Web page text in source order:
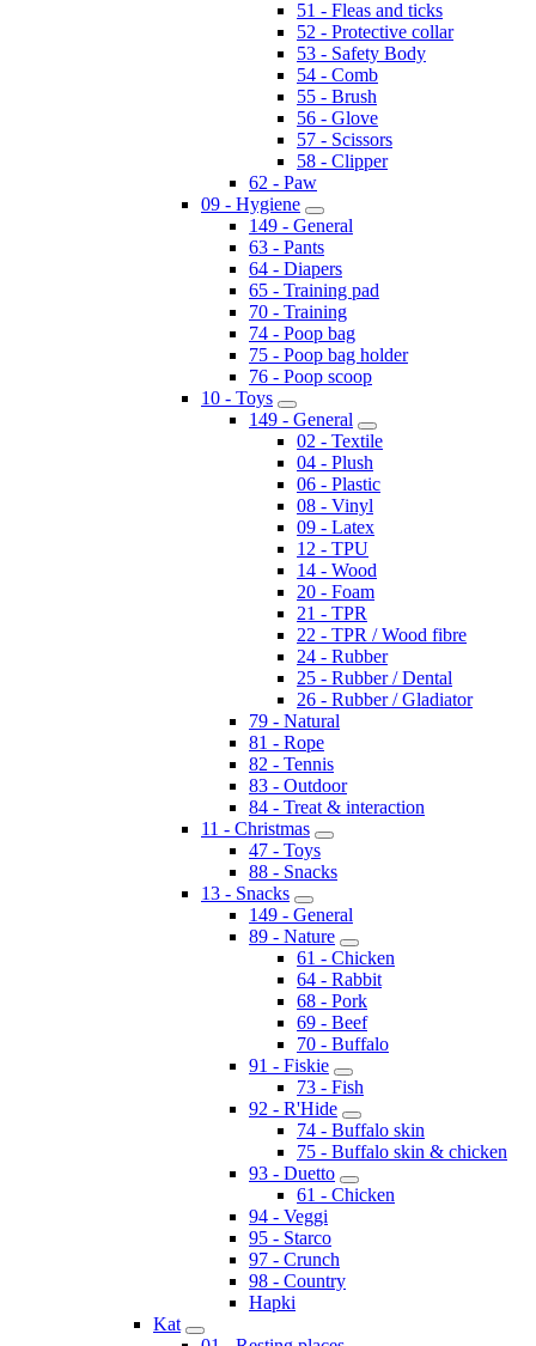
51 - Fleas and ticks
52 - Protective collar
53 - Safety Body
54 - Comb
55 - Brush
56 - Glove
57 - Scissors
58 - Clipper
62 - Paw
09 - Hygiene
149 - General
63 - Pants
64 - Diapers
65 - Training pad
70 - Training
74 - Poop bag
75 - Poop bag holder
76 - Poop scoop
10 - Toys
149 - General
02 - Textile
04 - Plush
06 - Plastic
08 - Vinyl
09 - Latex
12 - TPU
14 - Wood
20 - Foam
21 - TPR
22 - TPR / Wood fibre
24 - Rubber
25 - Rubber / Dental
26 - Rubber / Gladiator
79 - Natural
81 - Rope
82 - Tennis
83 - Outdoor
84 - Treat & interaction
11 - Christmas
47 - Toys
88 - Snacks
13 - Snacks
149 - General
89 - Nature
61 - Chicken
64 - Rabbit
68 - Pork
69 - Beef
70 - Buffalo
91 - Fiskie
73 - Fish
92 - R'Hide
74 - Buffalo skin
75 - Buffalo skin & chicken
93 - Duetto
61 - Chicken
94 - Veggi
95 - Starco
97 - Crunch
98 - Country
Hapki
Kat